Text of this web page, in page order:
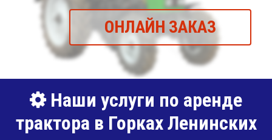
ОНЛАЙН ЗАКАЗ
Наши услуги по аренде
трактора в Горках Ленинских